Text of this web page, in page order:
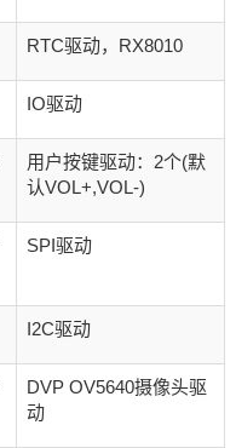
RTC驱动，RX8010
IO驱动
用户按键驱动：2个(默
认VOL+,VOL-)
SPI驱动
I2C驱动
DVP OV5640摄像头驱
动